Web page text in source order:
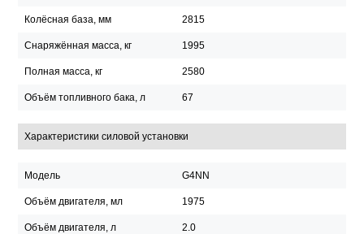
Колёсная база, мм 2815
Снаряжённая масса, кг 1995
Полная масса, кг 2580
Объём топливного бака, л 67
Характеристики силовой установки
Модель G4NN
Объём двигателя, мл 1975
Объём двигателя, л 2.0